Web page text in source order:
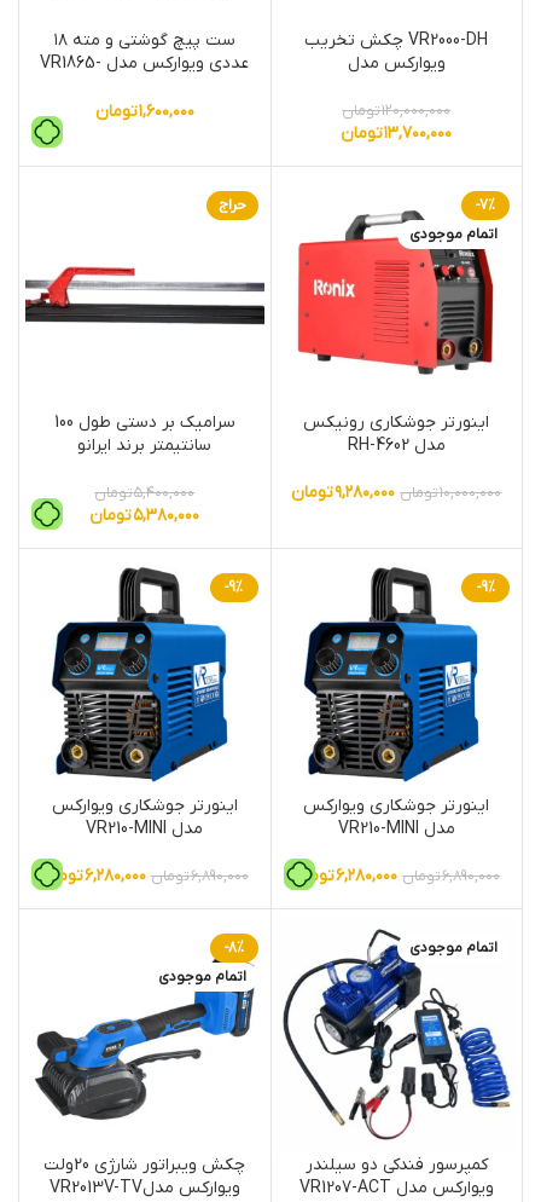
VR2000-DH چکش تخریب
ویوارکس مدل
۱۲۰,۰۰۰,۰۰۰تومان
۱۳,۷۰۰,۰۰۰تومان
ست پیچ گوشتی و مته ۱۸
عددی ویوارکس مدل VR1865-
۱,۶۰۰,۰۰۰تومان
-7%
اتمام موجودی
اینورتر جوشکاری رونیکس
مدل RH-4602
۱۰,۰۰۰,۰۰۰تومان ۹,۲۸۰,۰۰۰تومان
حراج
سرامیک بر دستی طول 100
سانتیمتر برند ایرانو
۵,۴۰۰,۰۰۰تومان
۵,۳۸۰,۰۰۰تومان
-9%
اینورتر جوشکاری ویوارکس
مدل VR210-MINI
۶,۸۹۰,۰۰۰تومان ۶,۲۸۰,۰۰۰تومان
-9%
اینورتر جوشکاری ویوارکس
مدل VR210-MINI
۶,۸۹۰,۰۰۰تومان ۶,۲۸۰,۰۰۰تومان
اتمام موجودی
کمپرسور فندکی دو سیلندر
ویوارکس مدل VR1207-ACT
-8%
اتمام موجودی
چکش ویبراتور شارژی 20ولت
ویوارکس مدلVR2013V-TV